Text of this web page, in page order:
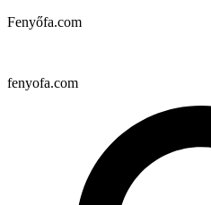
Fenyőfa.com
fenyofa.com